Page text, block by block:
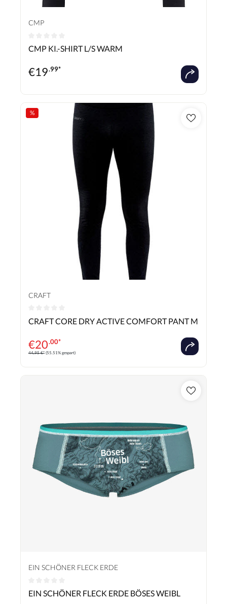
CMP
Durchschnittliche Bewertung von 0 von 5 Sternen
CMP KI.-SHIRT L/S WARM
€19.99*
%
CRAFT
Durchschnittliche Bewertung von 0 von 5 Sternen
CRAFT CORE DRY ACTIVE COMFORT PANT M
€20.00*
44,95 €* (55.51% gespart)
EIN SCHÖNER FLECK ERDE
Durchschnittliche Bewertung von 0 von 5 Sternen
EIN SCHÖNER FLECK ERDE BÖSES WEIBL